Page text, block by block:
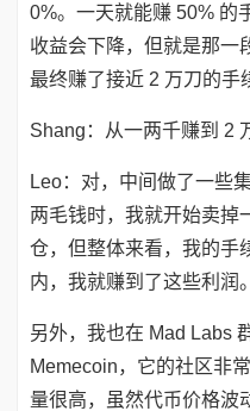
0%。一天就能赚 50% 的
收益会下降，但就是那一
最终赚了接近 2 万刀的手
Shang：从一两千赚到 2
Leo：对，中间做了一些
两毛钱时，我就开始卖掉
仓，但整体来看，我的手
内，我就赚到了这些利润。
另外，我也在 Mad Labs
Memecoin，它的社区非
量很高，虽然代币价格波